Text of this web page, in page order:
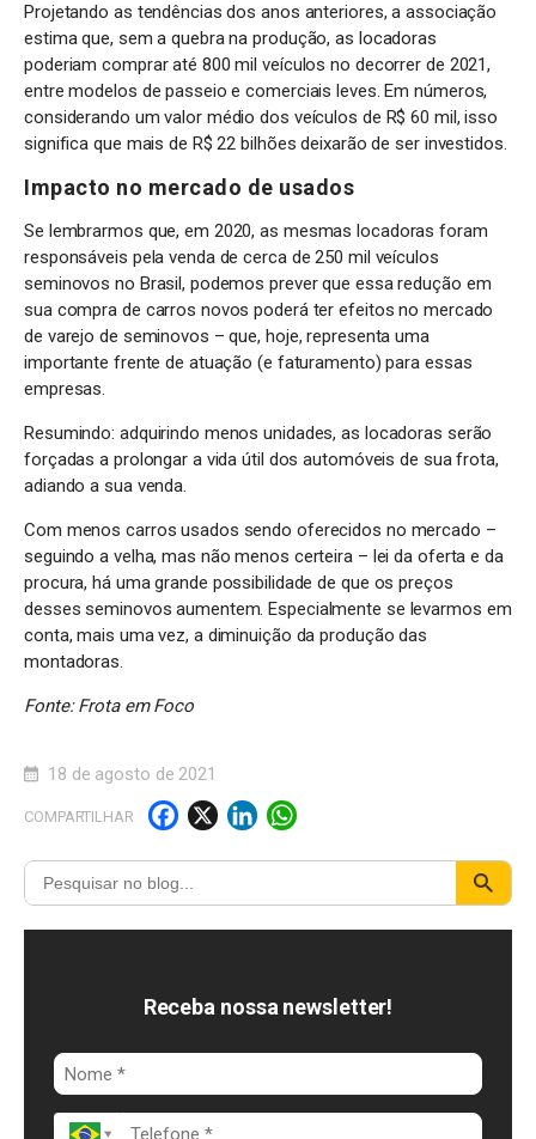
Projetando as tendências dos anos anteriores, a associação
estima que, sem a quebra na produção, as locadoras
poderiam comprar até 800 mil veículos no decorrer de 2021,
entre modelos de passeio e comerciais leves. Em números,
considerando um valor médio dos veículos de R$ 60 mil, isso
significa que mais de R$ 22 bilhões deixarão de ser investidos.
Impacto no mercado de usados
Se lembrarmos que, em 2020, as mesmas locadoras foram
responsáveis pela venda de cerca de 250 mil veículos
seminovos no Brasil, podemos prever que essa redução em
sua compra de carros novos poderá ter efeitos no mercado
de varejo de seminovos – que, hoje, representa uma
importante frente de atuação (e faturamento) para essas
empresas.
Resumindo: adquirindo menos unidades, as locadoras serão
forçadas a prolongar a vida útil dos automóveis de sua frota,
adiando a sua venda.
Com menos carros usados sendo oferecidos no mercado –
seguindo a velha, mas não menos certeira – lei da oferta e da
procura, há uma grande possibilidade de que os preços
desses seminovos aumentem. Especialmente se levarmos em
conta, mais uma vez, a diminuição da produção das
montadoras.
Fonte: Frota em Foco
18 de agosto de 2021
COMPARTILHAR
F
a
c
e
o
o
k
X Li
n
k
e
I
n
W
h
a
t
A
p
p
Receba nossa newsletter!